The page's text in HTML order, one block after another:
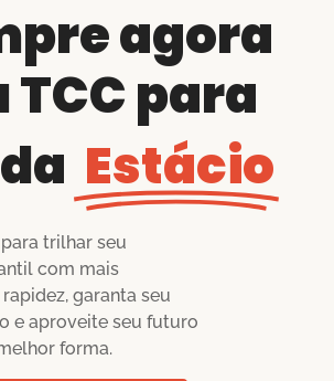
agora
TCC para
Estácio
trilhar seu
com mais
garanta seu
e aproveite seu futuro
forma.